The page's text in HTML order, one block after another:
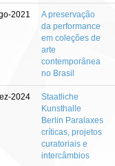
2021
A preservação
da performance
em coleções de
arte
contemporânea
no Brasil
2024
Staatliche
Kunsthalle
Berlin Paralaxes
críticas, projetos
curatoriais e
intercâmbios